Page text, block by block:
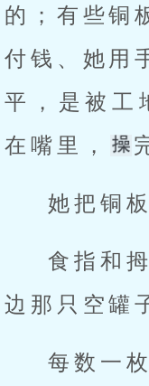
的；有些铜
付钱、她用
平，是被工
在嘴里，
她把铜
食指和
边那只空罐
每数一